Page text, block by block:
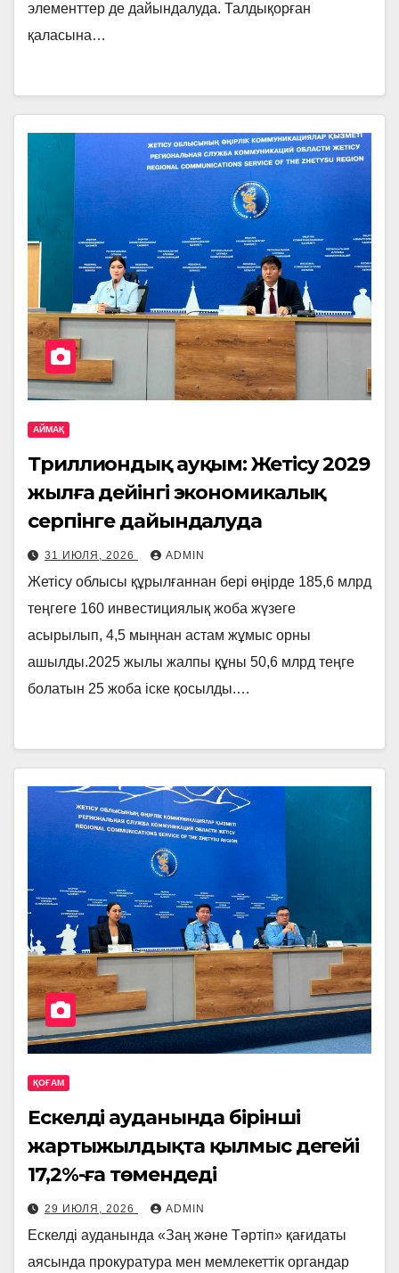
элементтер де дайындалуда. Талдықорған
қаласына…
АЙМАҚ
Триллиондық ауқым: Жетісу 2029
жылға дейінгі экономикалық
серпінге дайындалуда
31 ИЮЛЯ, 2026 ADMIN
Жетісу облысы құрылғаннан бері өңірде 185,6 млрд
теңгеге 160 инвестициялық жоба жүзеге
асырылып, 4,5 мыңнан астам жұмыс орны
ашылды.2025 жылы жалпы құны 50,6 млрд теңге
болатын 25 жоба іске қосылды.…
ҚОҒАМ
Ескелді ауданында бірінші
жартыжылдықта қылмыс деңгейі
17,2%-ға төмендеді
29 ИЮЛЯ, 2026 ADMIN
Ескелді ауданында «Заң және Тәртіп» қағидаты
аясында прокуратура мен мемлекеттік органдар